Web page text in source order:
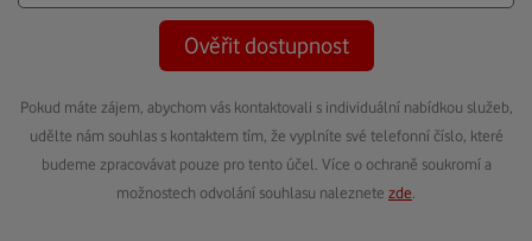
Ověřit dostupnost
Pokud máte zájem, abychom vás kontaktovali s individuální nabídkou služeb,
udělte nám souhlas s kontaktem tím, že vyplníte své telefonní číslo, které
budeme zpracovávat pouze pro tento účel. Více o ochraně soukromí a
možnostech odvolání souhlasu naleznete zde